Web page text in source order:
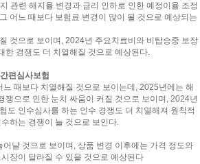
관련 해지율 변경과 금리 인하로 인한 예정이율 조정
어느 때보다 보험료 변경이 많이 될 것으로 예상되는
것으로 보이며, 2024년 주요치료비와 비탑승중 보장
한 경쟁도 더 치열해질 것으로 예상된다.
편심사보험
때보다 치열해질 것으로 보이는데, 2025년에는 해
으로 인한 눈치 싸움이 커질 것으로 보이며, 2024년
도 인수심사를 하는 인수 경쟁도 더 치열해져 원칙적
하는 경쟁이 늘 것으로 보인다.
날 것으로 보이며, 상품 변경 이후에는 가격 정도와
장이 달라질 수 있을 것으로 예상된다